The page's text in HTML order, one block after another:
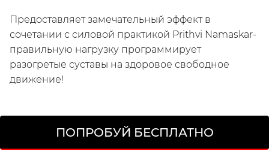
/ Зарегистрируйся
Предоставляет замечательный эффект в
сочетании с силовой практикой Prithvi Namaskar-
правильную нагрузку программирует
разогретые суставы на здоровое свободное
движение!
ПОПРОБУЙ БЕСПЛАТНО